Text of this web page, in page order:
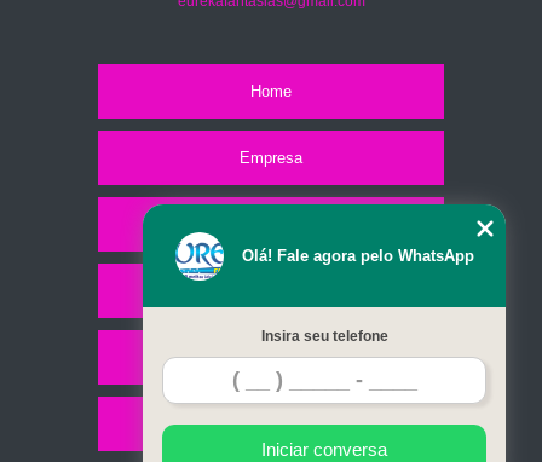
Home
Empresa
Contato
Mapa do site
Olá! Fale agora pelo WhatsApp
Insira seu telefone
Iniciar conversa